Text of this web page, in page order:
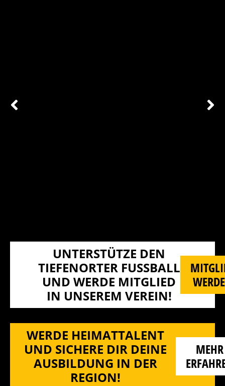
UNTERSTÜTZE DEN
TIEFENORTER FUSSBALL U
ND WERDE MITGLIED I
N UNSEREM VEREIN!
WERDE HEIMATTALENT
UND SICHERE DIR DEINE
AUSBILDUNG IN DER
REGION!
MEHR